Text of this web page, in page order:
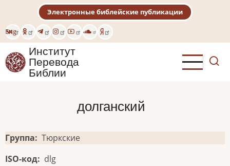
основному
содержанию
Eng
Электронные библейские публикации
Институт
Перевода
Библии
долганский
Группа
Тюркские
ISO-код
dlg